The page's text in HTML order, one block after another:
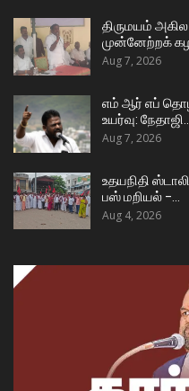
திருமயம்
முன்னேற்றக்
Aug 7, 2026
எம் ஆர் எப்
உயர்வு:
Aug 7, 2026
உதயநிதி
பஸ் மறியல் –…
Aug 4, 2026